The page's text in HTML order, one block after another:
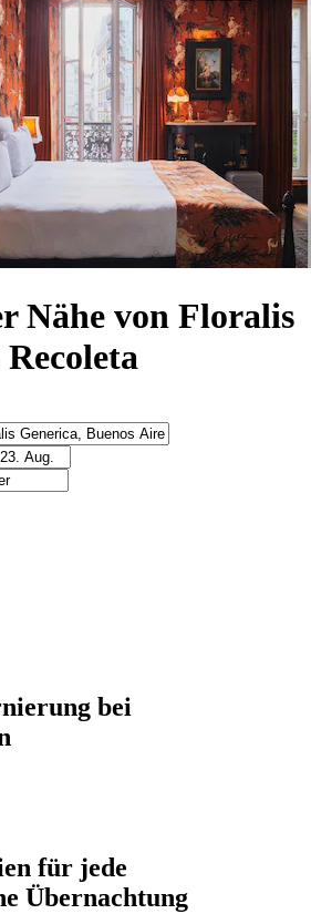
Nähe von Floralis
bei
für jede
Übernachtung